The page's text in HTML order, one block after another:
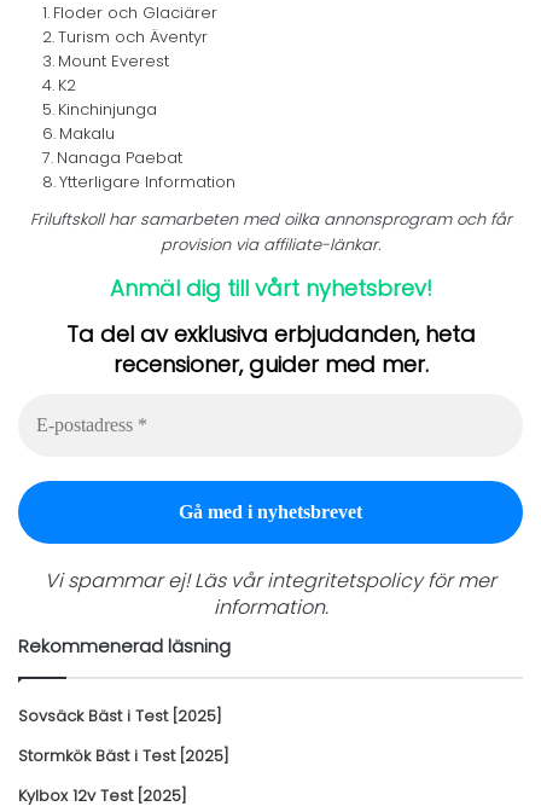
Floder och Glaciärer
Turism och Äventyr
Mount Everest
K2
Kinchinjunga
Makalu
Nanaga Paebat
Ytterligare Information
Friluftskoll har samarbeten med oilka annonsprogram och får
provision via affiliate-länkar.
Anmäl dig till vårt nyhetsbrev!
Ta del av exklusiva erbjudanden, heta
recensioner, guider med mer.
Vi spammar ej! Läs vårintegritetspolicyför mer
information.
Rekommenerad läsning
Sovsäck Bäst i Test [2025]
Stormkök Bäst i Test [2025]
Kylbox 12v Test [2025]